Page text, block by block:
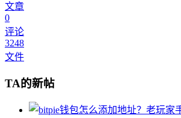
文章
0
评论
3248
文件
TA的新帖